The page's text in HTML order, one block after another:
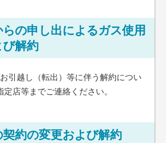
の申し出によるガス使用
び解約
引越し（転出）等に伴う解約につい
店等までご連絡ください。
契約の変更および解約